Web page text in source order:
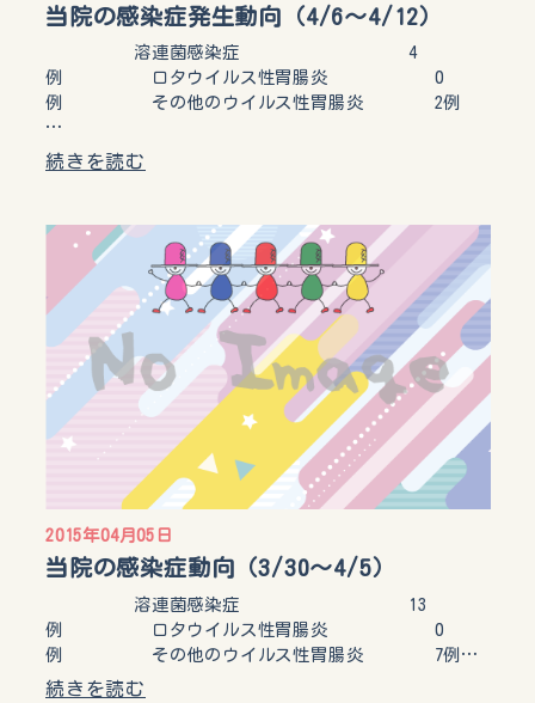
当院の感染症発生動向（4/6～4/12）
溶連菌感染症 4
例 ロタウイルス性胃腸炎 0
例 その他のウイルス性胃腸炎 2例
…
続きを読む
2015年04月05日
当院の感染症動向（3/30～4/5）
溶連菌感染症 13
例 ロタウイルス性胃腸炎 0
例 その他のウイルス性胃腸炎 7例…
続きを読む